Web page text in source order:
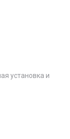
установка и